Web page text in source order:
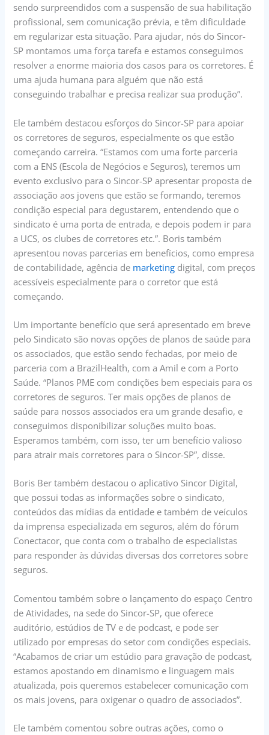
sendo surpreendidos com a suspensão de sua habilitação
profissional, sem comunicação prévia, e têm dificuldade
em regularizar esta situação. Para ajudar, nós do Sincor-
SP montamos uma força tarefa e estamos conseguimos
resolver a enorme maioria dos casos para os corretores. É
uma ajuda humana para alguém que não está
conseguindo trabalhar e precisa realizar sua produção”.
Ele também destacou esforços do Sincor-SP para apoiar
os corretores de seguros, especialmente os que estão
começando carreira. “Estamos com uma forte parceria
com a ENS (Escola de Negócios e Seguros), teremos um
evento exclusivo para o Sincor-SP apresentar proposta de
associação aos jovens que estão se formando, teremos
condição especial para degustarem, entendendo que o
sindicato é uma porta de entrada, e depois podem ir para
a UCS, os clubes de corretores etc.”. Boris também
apresentou novas parcerias em benefícios, como empresa
de contabilidade, agência de marketing digital, com preços
acessíveis especialmente para o corretor que está
começando.
Um importante benefício que será apresentado em breve
pelo Sindicato são novas opções de planos de saúde para
os associados, que estão sendo fechadas, por meio de
parceria com a BrazilHealth, com a Amil e com a Porto
Saúde. “Planos PME com condições bem especiais para os
corretores de seguros. Ter mais opções de planos de
saúde para nossos associados era um grande desafio, e
conseguimos disponibilizar soluções muito boas.
Esperamos também, com isso, ter um benefício valioso
para atrair mais corretores para o Sincor-SP”, disse.
Boris Ber também destacou o aplicativo Sincor Digital,
que possui todas as informações sobre o sindicato,
conteúdos das mídias da entidade e também de veículos
da imprensa especializada em seguros, além do fórum
Conectacor, que conta com o trabalho de especialistas
para responder às dúvidas diversas dos corretores sobre
seguros.
Comentou também sobre o lançamento do espaço Centro
de Atividades, na sede do Sincor-SP, que oferece
auditório, estúdios de TV e de podcast, e pode ser
utilizado por empresas do setor com condições especiais.
“Acabamos de criar um estúdio para gravação de podcast,
estamos apostando em dinamismo e linguagem mais
atualizada, pois queremos estabelecer comunicação com
os mais jovens, para oxigenar o quadro de associados”.
Ele também comentou sobre outras ações, como o